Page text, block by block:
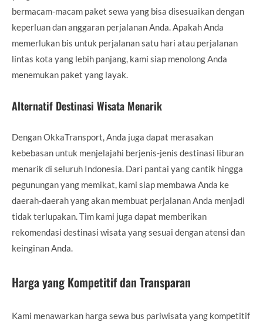
bermacam-macam paket sewa yang bisa disesuaikan dengan
keperluan dan anggaran perjalanan Anda. Apakah Anda
memerlukan bis untuk perjalanan satu hari atau perjalanan
lintas kota yang lebih panjang, kami siap menolong Anda
menemukan paket yang layak.
Alternatif Destinasi Wisata Menarik
Dengan OkkaTransport, Anda juga dapat merasakan
kebebasan untuk menjelajahi berjenis-jenis destinasi liburan
menarik di seluruh Indonesia. Dari pantai yang cantik hingga
pegunungan yang memikat, kami siap membawa Anda ke
daerah-daerah yang akan membuat perjalanan Anda menjadi
tidak terlupakan. Tim kami juga dapat memberikan
rekomendasi destinasi wisata yang sesuai dengan atensi dan
keinginan Anda.
Harga yang Kompetitif dan Transparan
Kami menawarkan harga sewa bus pariwisata yang kompetitif